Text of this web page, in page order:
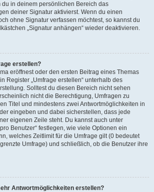
in deinem persönlichen Bereich das
deiner Signatur aktivierst. Wenn du einen
ohne Signatur verfassen möchtest, so kannst du
„Signatur anhängen“ wieder deaktivieren.
erstellen?
eröffnest oder den ersten Beitrag eines Themas
Register „Umfrage erstellen“ unterhalb des
Solltest du diesen Bereich nicht sehen
nicht die Berechtigung, Umfragen zu
Titel und mindestens zwei Antwortmöglichkeiten in
eingeben und dabei sicherstellen, dass jede
eigenen Zeile steht. Du kannst auch unter
Benutzer“ festlegen, wie viele Optionen ein
welches Zeitlimit für die Umfrage gilt (0 bedeutet
Umfrage) und schließlich, ob die Benutzer ihre
Antwortmöglichkeiten erstellen?